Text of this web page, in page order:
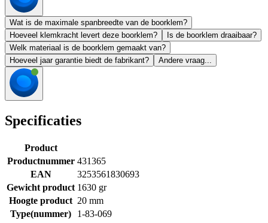
Wat is de maximale spanbreedte van de boorklem?
Hoeveel klemkracht levert deze boorklem?
Is de boorklem draaibaar?
Welk materiaal is de boorklem gemaakt van?
Hoeveel jaar garantie biedt de fabrikant?
Andere vraag...
Specificaties
Product
Productnummer 431365
EAN
3253561830693
Gewicht product 1630 gr
Hoogte product 20 mm
Type(nummer)
1-83-069